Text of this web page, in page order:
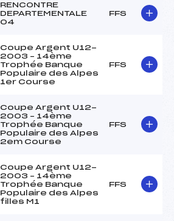
RENCONTRE
DEPARTEMENTALE
04
FFS
Coupe Argent U12-
2003 – 14ème
Trophée Banque
Populaire des Alpes
1er Course
FFS
Coupe Argent U12-
2003 – 14ème
Trophée Banque
Populaire des Alpes
2em Course
FFS
Coupe Argent U12-
2003 – 14ème
Trophée Banque
Populaire des Alpes
filles M1
FFS